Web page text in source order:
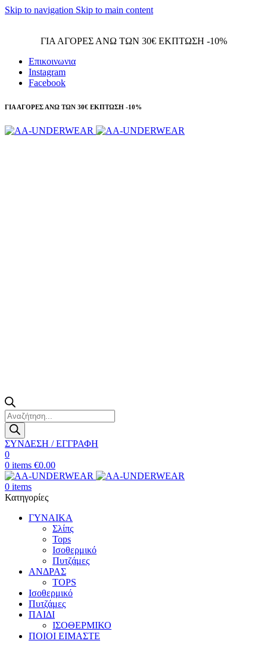
Skip to navigation Skip to main content
ΓΙΑ ΑΓΟΡΕΣ ΑΝΩ ΤΩΝ 30€ ΕΚΠΤΩΣΗ -10%
Επικοινωνια
Instagram
Facebook
ΓΙΑ ΑΓΟΡΕΣ ΑΝΩ ΤΩΝ 30€ ΕΚΠΤΩΣΗ -10%
Products
search
ΣΥΝΔΕΣΗ / ΕΓΓΡΑΦΗ
0
0 items €0.00
0 items
Κατηγορίες
ΓΥΝΑΙΚΑ
Σλίπς
Tops
Ισοθερμικό
Πυτζάμες
ΑΝΔΡΑΣ
TOPS
Ισοθερμικό
Πυτζάμες
ΠΑΙΔΙ
ΙΣΟΘΕΡΜΙΚΟ
ΠΟΙΟΙ ΕΙΜΑΣΤΕ